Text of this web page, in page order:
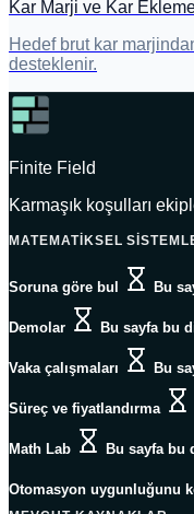
Kar Marji ve Kar
Hedef brut kar
desteklenir.
Finite Field
Karmaşık koşulları
MATEMATIKSEL
Soruna göre bul Bu
Demolar Bu sayfa bu
Vaka çalışmaları Bu
Süreç ve fiyatlandırma
Math Lab Bu sayfa bu
Otomasyon uygunluğunu